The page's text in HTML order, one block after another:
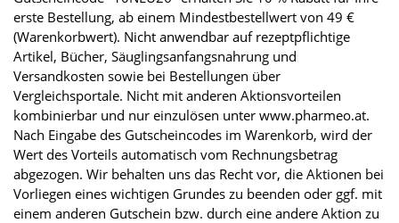
erste Bestellung, ab einem Mindestbestellwert von 49 €
(Warenkorbwert). Nicht anwendbar auf rezeptpflichtige
Artikel, Bücher, Säuglingsanfangsnahrung und
Versandkosten sowie bei Bestellungen über
Vergleichsportale. Nicht mit anderen Aktionsvorteilen
kombinierbar und nur einzulösen unter www.pharmeo.at.
Nach Eingabe des Gutscheincodes im Warenkorb, wird der
Wert des Vorteils automatisch vom Rechnungsbetrag
abgezogen. Wir behalten uns das Recht vor, die Aktionen bei
Vorliegen eines wichtigen Grundes zu beenden oder ggf. mit
einem anderen Gutschein bzw. durch eine andere Aktion zu